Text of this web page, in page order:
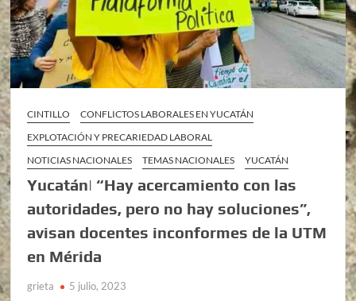
CINTILLO
CONFLICTOS LABORALES EN YUCATÁN
EXPLOTACIÓN Y PRECARIEDAD LABORAL
NOTICIAS NACIONALES
TEMAS NACIONALES YUCATÁN
Yucatán| “Hay acercamiento con las
autoridades, pero no hay soluciones”,
avisan docentes inconformes de la UTM
en Mérida
grieta 5 julio, 2023